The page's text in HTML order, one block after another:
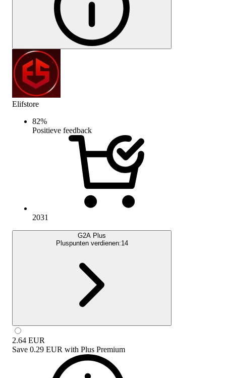
Elifstore
82%
Positieve feedback
2031
G2A Plus
Pluspunten verdienen:14
2.64 EUR
Save 0.29 EUR with Plus Premium